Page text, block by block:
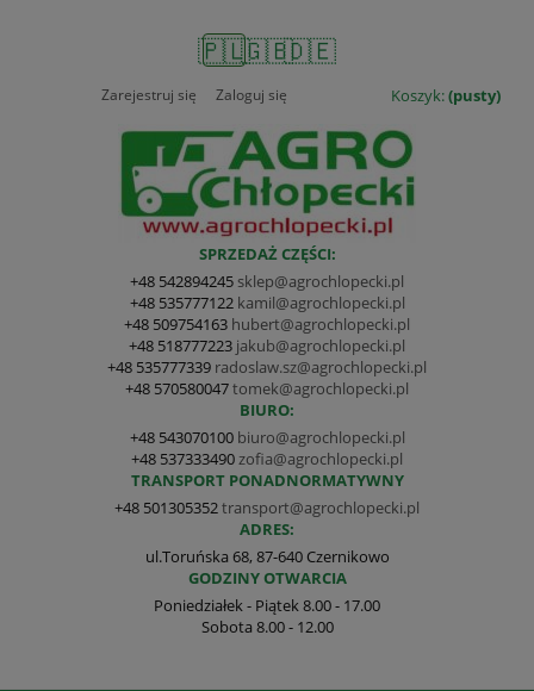
🇵🇱🇬🇧🇩🇪
Koszyk:(pusty)
Zarejestruj się Zaloguj się
SPRZEDAŻ CZĘŚCI:
+48 542894245 sklep@agrochlopecki.pl
+48 535777122 kamil@agrochlopecki.pl
+48 509754163 hubert@agrochlopecki.pl
+48 518777223 jakub@agrochlopecki.pl
+48 535777339 radoslaw.sz@agrochlopecki.pl
+48 570580047tomek@agrochlopecki.pl
BIURO:
+48 543070100 biuro@agrochlopecki.pl
+48 537333490 zofia@agrochlopecki.pl
TRANSPORT PONADNORMATYWNY
+48 501305352transport@agrochlopecki.pl
ADRES:
ul.Toruńska 68, 87-640 Czernikowo
GODZINY OTWARCIA
Poniedziałek - Piątek 8.00 - 17.00
Sobota 8.00 - 12.00